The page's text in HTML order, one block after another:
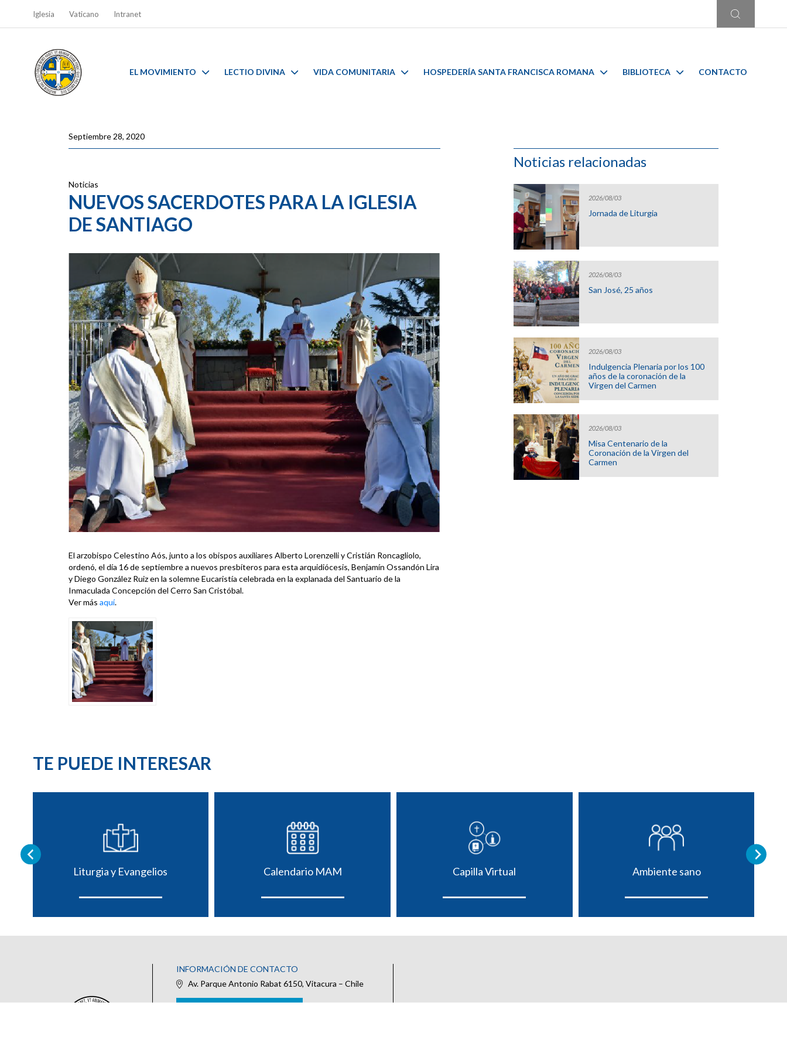
Iglesia Vaticano Intranet
EL MOVIMIENTO LECTIO DIVINA VIDA COMUNITARIA HOSPEDERÍA SANTA FRANCISCA ROMANA BIBLIOTECA CONTACTO
Septiembre 28, 2020
Noticias
NUEVOS SACERDOTES PARA LA IGLESIA
DE SANTIAGO
El arzobispo Celestino Aós, junto a los obispos auxiliares Alberto Lorenzelli y Cristián Roncagliolo,
ordenó, el día 16 de septiembre a nuevos presbíteros para esta arquidiócesis, Benjamín Ossandón Lira
y Diego González Ruiz en la solemne Eucaristía celebrada en la explanada del Santuario de la
Inmaculada Concepción del Cerro San Cristóbal.
Ver más aquí.
Noticias relacionadas
2026/08/03
Jornada de Liturgia
2026/08/03
San José, 25 años
2026/08/03
Indulgencia Plenaria por los 100
años de la coronación de la
Virgen del Carmen
2026/08/03
Misa Centenario de la
Coronación de la Virgen del
Carmen
TE PUEDE INTERESAR
Liturgia y Evangelios Calendario MAM Capilla Virtual Ambiente sano
INFORMACIÓN DE CONTACTO
Av. Parque Antonio Rabat 6150, Vitacura – Chile